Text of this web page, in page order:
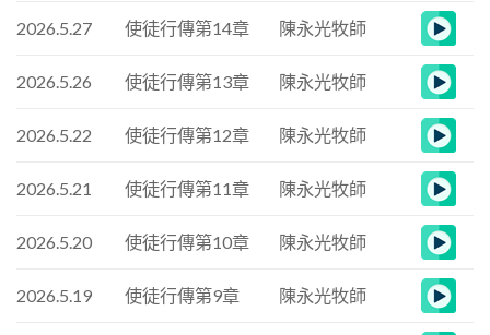
2026.5.27 使徒行傳第14章 陳永光牧師
2026.5.26 使徒行傳第13章 陳永光牧師
2026.5.22 使徒行傳第12章 陳永光牧師
2026.5.21 使徒行傳第11章 陳永光牧師
2026.5.20 使徒行傳第10章 陳永光牧師
2026.5.19 使徒行傳第9章 陳永光牧師